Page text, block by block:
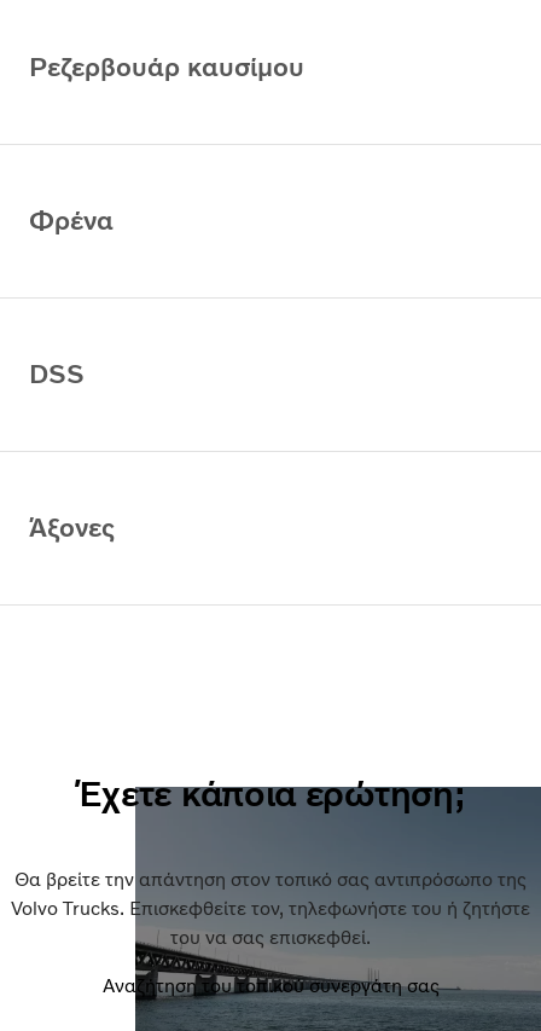
Ρεζερβουάρ καυσίμου
Φρένα
DSS
Άξονες
Έχετε κάποια ερώτηση;
Θα βρείτε την απάντηση στον τοπικό σας αντιπρόσωπο της
Volvo Trucks. Επισκεφθείτε τον, τηλεφωνήστε του ή ζητήστε
του να σας επισκεφθεί.
Αναζήτηση του τοπικού συνεργάτη σας